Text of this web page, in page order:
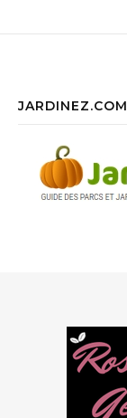
JARDINEZ.COM